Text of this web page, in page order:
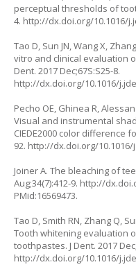
perceptual thresholds of
4. http://dx.doi.org/10.1016/
Tao D, Sun JN, Wang X,
vitro and clinical evaluation
Dent. 2017 Dec;67S:S25-8.
http://dx.doi.org/10.1016/
Pecho OE, Ghinea R,
Visual and instrumental
CIEDE2000 color difference
92. http://dx.doi.org/10.1016/
Joiner A. The bleaching of
Aug;34(7):412-9. http://
PMid:16569473.
Tao D, Smith RN, Zhang Q,
Tooth whitening evaluation
toothpastes. J Dent. 2017
http://dx.doi.org/10.1016/